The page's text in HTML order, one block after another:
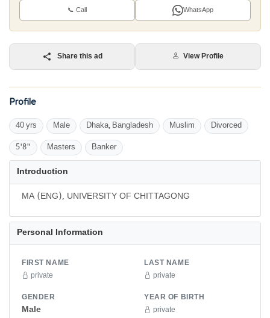
📞 Call WhatsApp
Share this ad View Profile
Profile
40 yrs Male Dhaka, Bangladesh Muslim Divorced
5'8" Masters Banker
Introduction
MA (ENG), UNIVERSITY OF CHITTAGONG
Personal Information
FIRST NAME
private
LAST NAME
private
GENDER
Male
YEAR OF BIRTH
private